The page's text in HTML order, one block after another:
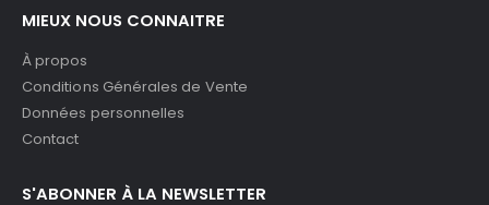
MIEUX NOUS CONNAITRE
À propos
Conditions Générales de Vente
Données personnelles
Contact
S'ABONNER À LA NEWSLETTER